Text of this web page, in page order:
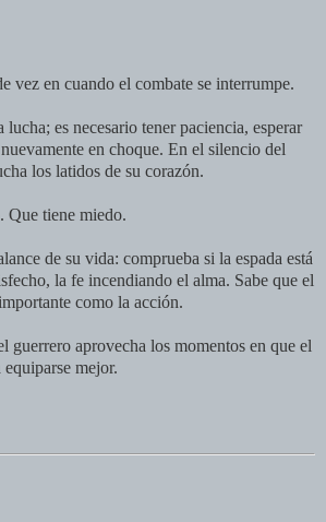
vez en cuando el combate se interrumpe.
es necesario tener paciencia, esperar
en choque. En el silencio del
los latidos de su corazón.
Que tiene miedo.
de su vida: comprueba si la espada está
la fe incendiando el alma. Sabe que el
como la acción.
guerrero aprovecha los momentos en que el
mejor.